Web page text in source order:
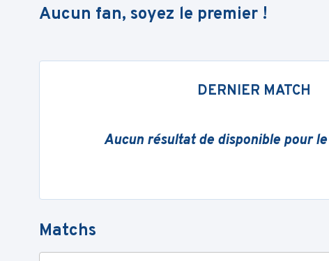
Aucun fan, soyez le premier !
DERNIER MATCH
Aucun résultat de disponible pour
Matchs